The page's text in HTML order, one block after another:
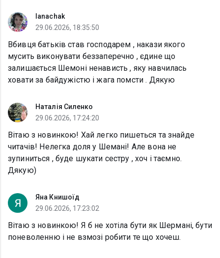
lanachak
29.06.2026, 18:35:50
Вбивця батьків став господарем , накази якого
мусить виконувати беззаперечно , єдине що
залишається Шемоні ненависть , яку навчилась
ховати за байдужістю і жага помсти . Дякую
Наталія Силенко
29.06.2026, 17:24:20
Вітаю з новинкою! Хай легко пишеться та знайде
читачів! Нелегка доля у Шемані! Але вона не
зупиниться , буде шукати сестру , хоч і таємно.
Дякую)
Яна Книшоїд
29.06.2026, 17:23:02
Вітаю з новинкою! Я б не хотіла бути як Шермані, бути
поневоленню і не взмозі робити те що хочеш.